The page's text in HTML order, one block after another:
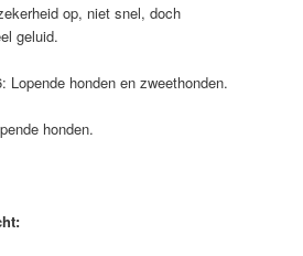
op, niet snel, doch
geluid.
Lopende honden en zweethonden.
honden.